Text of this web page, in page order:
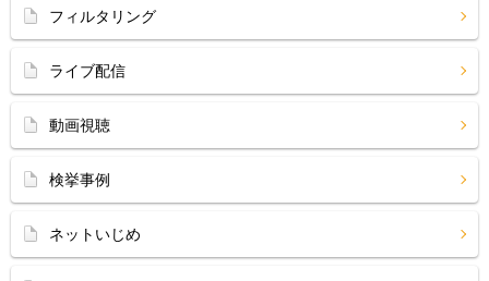
フィルタリング
ライブ配信
動画視聴
検挙事例
ネットいじめ